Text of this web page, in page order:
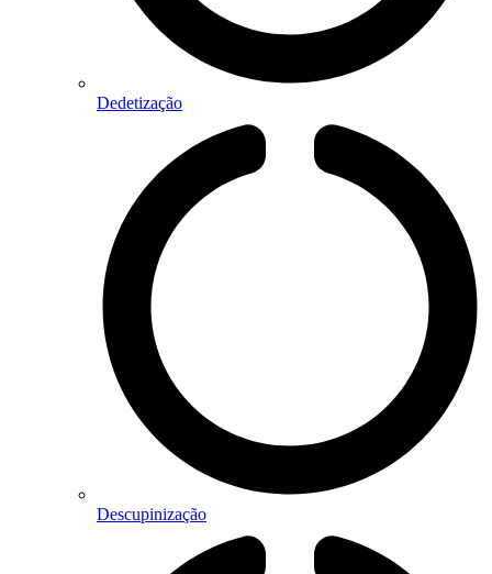
Dedetização
Descupinização